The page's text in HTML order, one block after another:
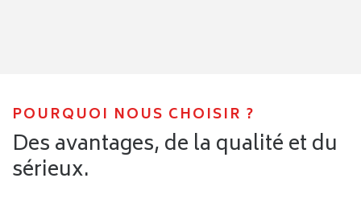
POURQUOI NOUS CHOISIR ?
Des avantages, de la qualité et du
sérieux.